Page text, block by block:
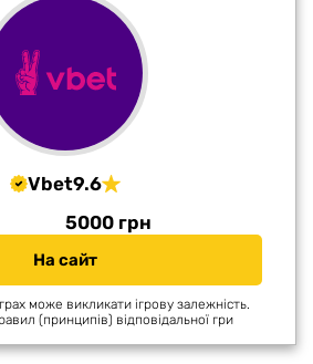
Vbet9.6
5000 грн
На сайт
може викликати ігрову залежність.
(принципів) відповідальної гри